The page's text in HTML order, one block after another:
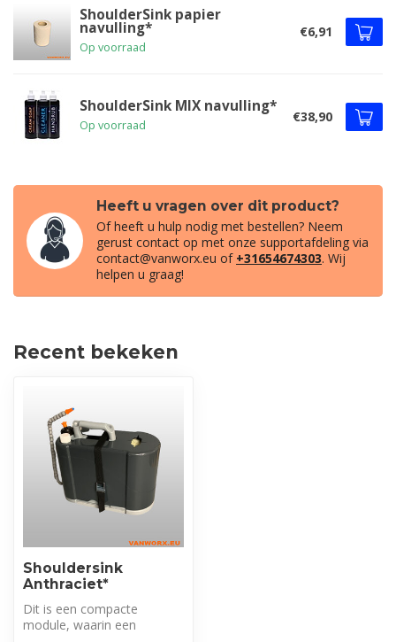
ShoulderSink papier
navulling*
Op voorraad
€6,91
ShoulderSink MIX navulling*
Op voorraad
€38,90
Heeft u vragen over dit product?
Of heeft u hulp nodig met bestellen? Neem
gerust contact op met onze supportafdeling via
contact@vanworx.eu of +31654674303. Wij
helpen u graag!
Recent bekeken
Shouldersink
Anthraciet*
Dit is een compacte
module, waarin een